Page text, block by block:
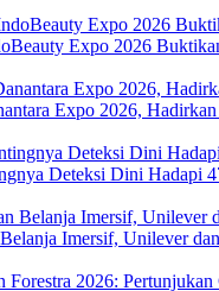
Expo 2026
Expo 2026,
Deteksi Dini Hadapi
Imersif, Unilever